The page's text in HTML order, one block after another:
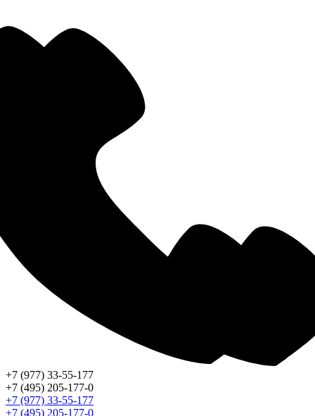
+7 (977) 33-55-177
+7 (495) 205-177-0
+7 (977) 33-55-177
+7 (495) 205-177-0